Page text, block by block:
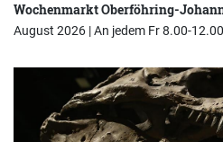
Wochenmarkt Oberföhring-
August 2026 | An jedem Fr 8.00-